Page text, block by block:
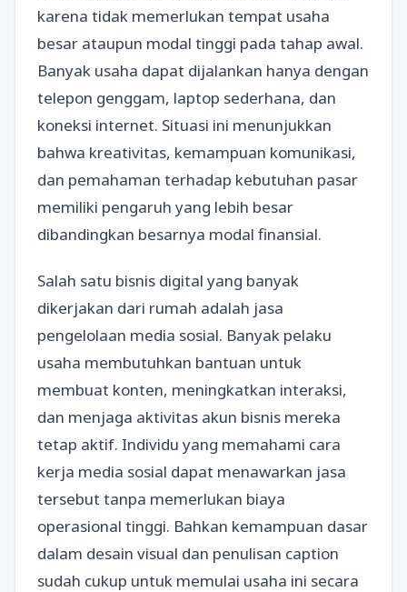
karena tidak memerlukan tempat usaha
besar ataupun modal tinggi pada tahap awal.
Banyak usaha dapat dijalankan hanya dengan
telepon genggam, laptop sederhana, dan
koneksi internet. Situasi ini menunjukkan
bahwa kreativitas, kemampuan komunikasi,
dan pemahaman terhadap kebutuhan pasar
memiliki pengaruh yang lebih besar
dibandingkan besarnya modal finansial.
Salah satu bisnis digital yang banyak
dikerjakan dari rumah adalah jasa
pengelolaan media sosial. Banyak pelaku
usaha membutuhkan bantuan untuk
membuat konten, meningkatkan interaksi,
dan menjaga aktivitas akun bisnis mereka
tetap aktif. Individu yang memahami cara
kerja media sosial dapat menawarkan jasa
tersebut tanpa memerlukan biaya
operasional tinggi. Bahkan kemampuan dasar
dalam desain visual dan penulisan caption
sudah cukup untuk memulai usaha ini secara